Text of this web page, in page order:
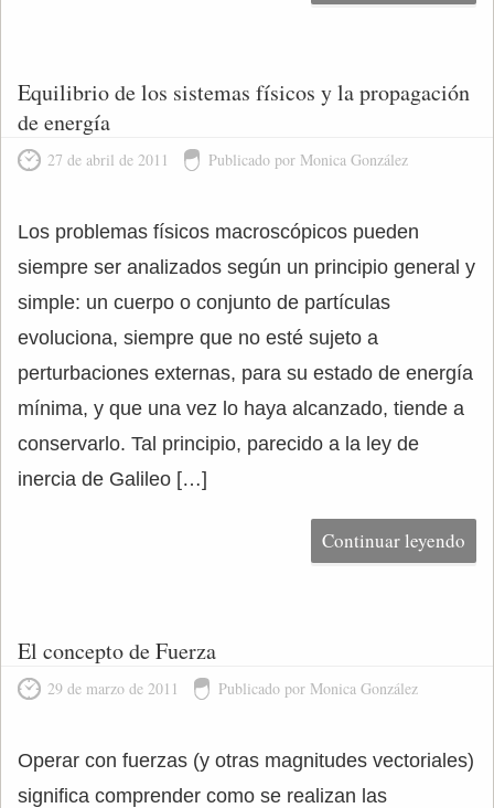
Equilibrio de los sistemas físicos y la propagación
de energía
27 de abril de 2011 Publicado por Monica González
Los problemas físicos macroscópicos pueden
siempre ser analizados según un principio general y
simple: un cuerpo o conjunto de partículas
evoluciona, siempre que no esté sujeto a
perturbaciones externas, para su estado de energía
mínima, y que una vez lo haya alcanzado, tiende a
conservarlo. Tal principio, parecido a la ley de
inercia de Galileo […]
Continuar leyendo
El concepto de Fuerza
29 de marzo de 2011 Publicado por Monica González
Operar con fuerzas (y otras magnitudes vectoriales)
significa comprender como se realizan las